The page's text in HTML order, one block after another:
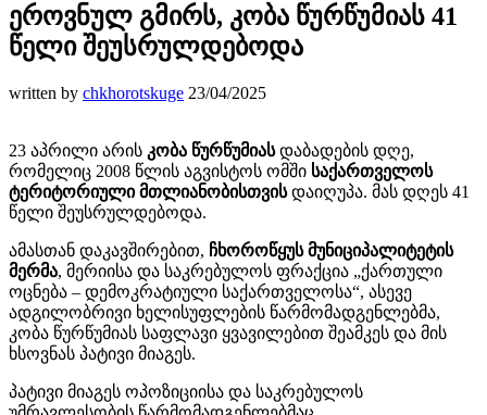
ეროვნულ გმირს, კობა წურწუმიას 41
წელი შეუსრულდებოდა
written by chkhorotskuge 23/04/2025
23 აპრილი არის კობა წურწუმიასდაბადების დღე,
რომელიც 2008 წლის აგვისტოს ომში საქართველოს
ტერიტორიული მთლიანობისთვისდაიღუპა. მას დღეს 41
წელი შეუსრულდებოდა.
ამასთან დაკავშირებით, ჩხოროწყუს მუნიციპალიტეტის
მერმა, მერიისა და საკრებულოს ფრაქცია „ქართული
ოცნება – დემოკრატიული საქართველოსა“, ასევე
ადგილობრივი ხელისუფლების წარმომადგენლებმა,
კობა წურწუმიას საფლავი ყვავილებით შეამკეს და მის
ხსოვნას პატივი მიაგეს.
პატივი მიაგეს ოპოზიციისა და საკრებულოს